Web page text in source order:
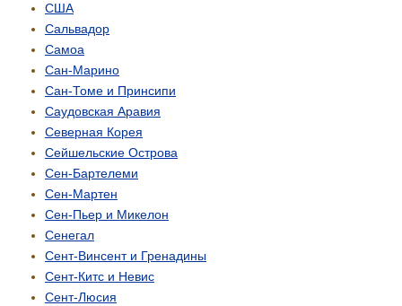
США
Сальвадор
Самоа
Сан-Марино
Сан-Томе и Принсипи
Саудовская Аравия
Северная Корея
Сейшельские Острова
Сен-Бартелеми
Сен-Мартен
Сен-Пьер и Микелон
Сенегал
Сент-Винсент и Гренадины
Сент-Китс и Невис
Сент-Люсия